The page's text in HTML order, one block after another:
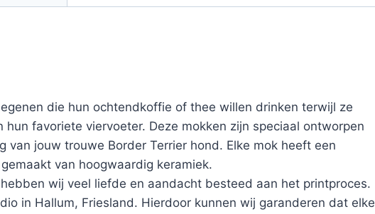
die hun ochtendkoffie of thee willen drinken terwijl ze
hun favoriete viervoeter. Deze mokken zijn speciaal ontworpen
van jouw trouwe Border Terrier hond. Elke mok heeft een
van hoogwaardig keramiek.
wij veel liefde en aandacht besteed aan het printproces.
in Hallum, Friesland. Hierdoor kunnen wij garanderen dat elke